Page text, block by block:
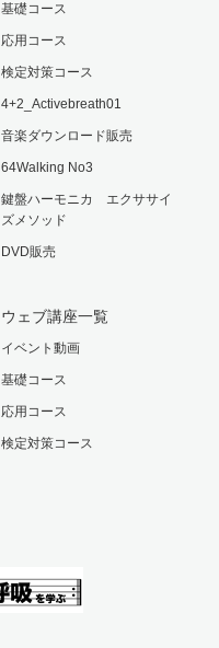
基礎コース
応用コース
検定対策コース
4+2_Activebreath01
音楽ダウンロード販売
64Walking No3
鍵盤ハーモニカ エクササイ
ズメソッド
DVD販売
ウェブ講座一覧
イベント動画
基礎コース
応用コース
検定対策コース